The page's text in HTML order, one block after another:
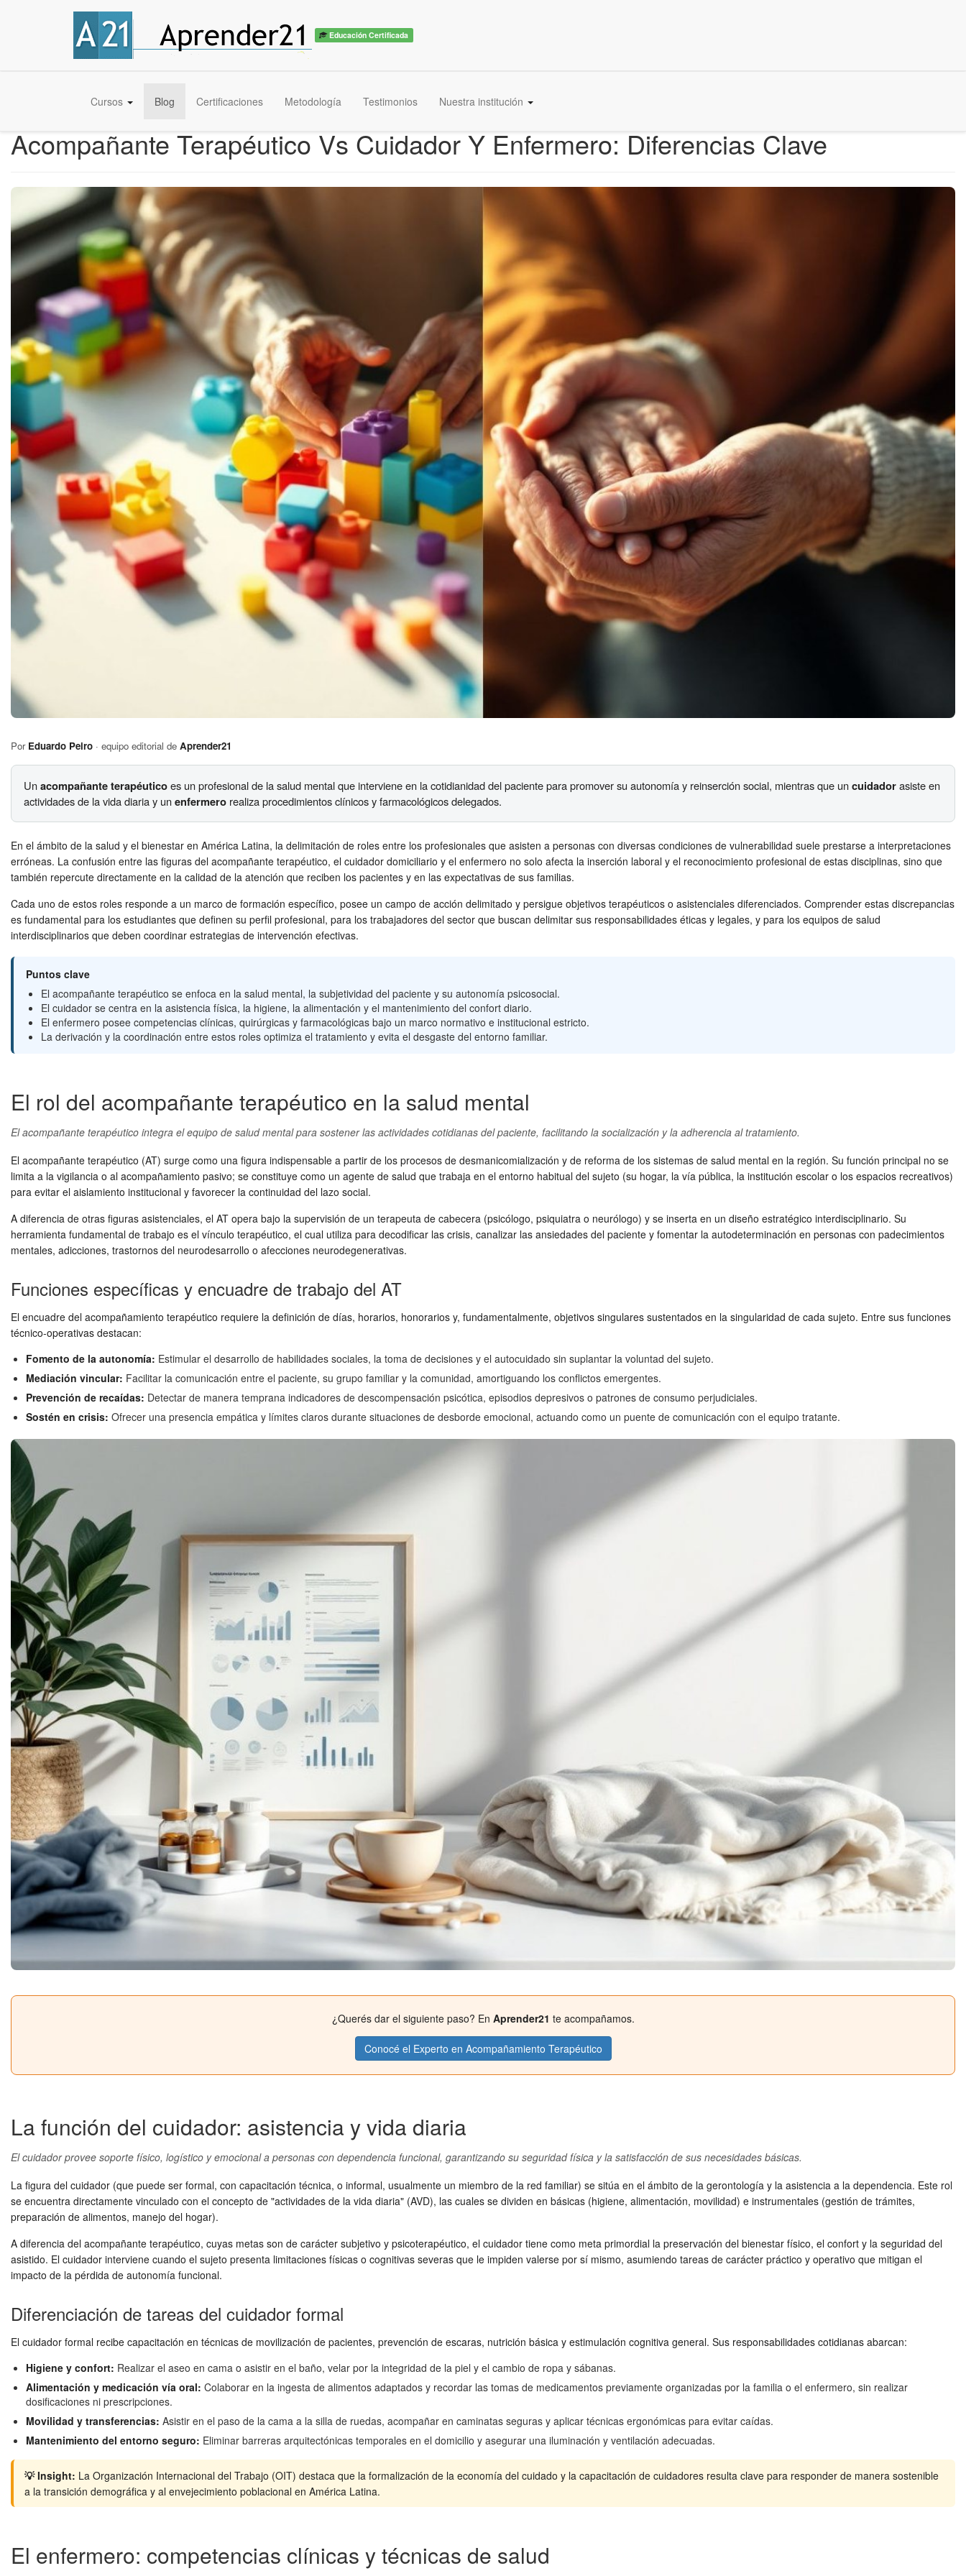
Educación Certificada
Cursos Blog Certificaciones Metodología Testimonios Nuestra institución
Acompañante Terapéutico Vs Cuidador Y Enfermero: Diferencias Clave
Por Eduardo Peiro · equipo editorial de Aprender21
Unacompañante terapéuticoes un profesional de la salud mental que interviene en la cotidianidad del paciente para promover su autonomía y reinserción social, mientras que uncuidadorasiste en
actividades de la vida diaria y unenfermerorealiza procedimientos clínicos y farmacológicos delegados.
En el ámbito de la salud y el bienestar en América Latina, la delimitación de roles entre los profesionales que asisten a personas con diversas condiciones de vulnerabilidad suele prestarse a interpretaciones
erróneas. La confusión entre las figuras del acompañante terapéutico, el cuidador domiciliario y el enfermero no solo afecta la inserción laboral y el reconocimiento profesional de estas disciplinas, sino que
también repercute directamente en la calidad de la atención que reciben los pacientes y en las expectativas de sus familias.
Cada uno de estos roles responde a un marco de formación específico, posee un campo de acción delimitado y persigue objetivos terapéuticos o asistenciales diferenciados. Comprender estas discrepancias
es fundamental para los estudiantes que definen su perfil profesional, para los trabajadores del sector que buscan delimitar sus responsabilidades éticas y legales, y para los equipos de salud
interdisciplinarios que deben coordinar estrategias de intervención efectivas.
Puntos clave
El acompañante terapéutico se enfoca en la salud mental, la subjetividad del paciente y su autonomía psicosocial.
El cuidador se centra en la asistencia física, la higiene, la alimentación y el mantenimiento del confort diario.
El enfermero posee competencias clínicas, quirúrgicas y farmacológicas bajo un marco normativo e institucional estricto.
La derivación y la coordinación entre estos roles optimiza el tratamiento y evita el desgaste del entorno familiar.
El rol del acompañante terapéutico en la salud mental
El acompañante terapéutico integra el equipo de salud mental para sostener las actividades cotidianas del paciente, facilitando la socialización y la adherencia al tratamiento.
El acompañante terapéutico (AT) surge como una figura indispensable a partir de los procesos de desmanicomialización y de reforma de los sistemas de salud mental en la región. Su función principal no se
limita a la vigilancia o al acompañamiento pasivo; se constituye como un agente de salud que trabaja en el entorno habitual del sujeto (su hogar, la vía pública, la institución escolar o los espacios recreativos)
para evitar el aislamiento institucional y favorecer la continuidad del lazo social.
A diferencia de otras figuras asistenciales, el AT opera bajo la supervisión de un terapeuta de cabecera (psicólogo, psiquiatra o neurólogo) y se inserta en un diseño estratégico interdisciplinario. Su
herramienta fundamental de trabajo es el vínculo terapéutico, el cual utiliza para decodificar las crisis, canalizar las ansiedades del paciente y fomentar la autodeterminación en personas con padecimientos
mentales, adicciones, trastornos del neurodesarrollo o afecciones neurodegenerativas.
Funciones específicas y encuadre de trabajo del AT
El encuadre del acompañamiento terapéutico requiere la definición de días, horarios, honorarios y, fundamentalmente, objetivos singulares sustentados en la singularidad de cada sujeto. Entre sus funciones
técnico-operativas destacan:
Fomento de la autonomía: Estimular el desarrollo de habilidades sociales, la toma de decisiones y el autocuidado sin suplantar la voluntad del sujeto.
Mediación vincular: Facilitar la comunicación entre el paciente, su grupo familiar y la comunidad, amortiguando los conflictos emergentes.
Prevención de recaídas: Detectar de manera temprana indicadores de descompensación psicótica, episodios depresivos o patrones de consumo perjudiciales.
Sostén en crisis: Ofrecer una presencia empática y límites claros durante situaciones de desborde emocional, actuando como un puente de comunicación con el equipo tratante.
¿Querés dar el siguiente paso? En Aprender21 te acompañamos.
Conocé el Experto en Acompañamiento Terapéutico
La función del cuidador: asistencia y vida diaria
El cuidador provee soporte físico, logístico y emocional a personas con dependencia funcional, garantizando su seguridad física y la satisfacción de sus necesidades básicas.
La figura del cuidador (que puede ser formal, con capacitación técnica, o informal, usualmente un miembro de la red familiar) se sitúa en el ámbito de la gerontología y la asistencia a la dependencia. Este rol
se encuentra directamente vinculado con el concepto de "actividades de la vida diaria" (AVD), las cuales se dividen en básicas (higiene, alimentación, movilidad) e instrumentales (gestión de trámites,
preparación de alimentos, manejo del hogar).
A diferencia del acompañante terapéutico, cuyas metas son de carácter subjetivo y psicoterapéutico, el cuidador tiene como meta primordial la preservación del bienestar físico, el confort y la seguridad del
asistido. El cuidador interviene cuando el sujeto presenta limitaciones físicas o cognitivas severas que le impiden valerse por sí mismo, asumiendo tareas de carácter práctico y operativo que mitigan el
impacto de la pérdida de autonomía funcional.
Diferenciación de tareas del cuidador formal
El cuidador formal recibe capacitación en técnicas de movilización de pacientes, prevención de escaras, nutrición básica y estimulación cognitiva general. Sus responsabilidades cotidianas abarcan:
Higiene y confort: Realizar el aseo en cama o asistir en el baño, velar por la integridad de la piel y el cambio de ropa y sábanas.
Alimentación y medicación vía oral: Colaborar en la ingesta de alimentos adaptados y recordar las tomas de medicamentos previamente organizadas por la familia o el enfermero, sin realizar
dosificaciones ni prescripciones.
Movilidad y transferencias: Asistir en el paso de la cama a la silla de ruedas, acompañar en caminatas seguras y aplicar técnicas ergonómicas para evitar caídas.
Mantenimiento del entorno seguro: Eliminar barreras arquitectónicas temporales en el domicilio y asegurar una iluminación y ventilación adecuadas.
💡 Insight: La Organización Internacional del Trabajo (OIT) destaca que la formalización de la economía del cuidado y la capacitación de cuidadores resulta clave para responder de manera sostenible
a la transición demográfica y al envejecimiento poblacional en América Latina.
El enfermero: competencias clínicas y técnicas de salud